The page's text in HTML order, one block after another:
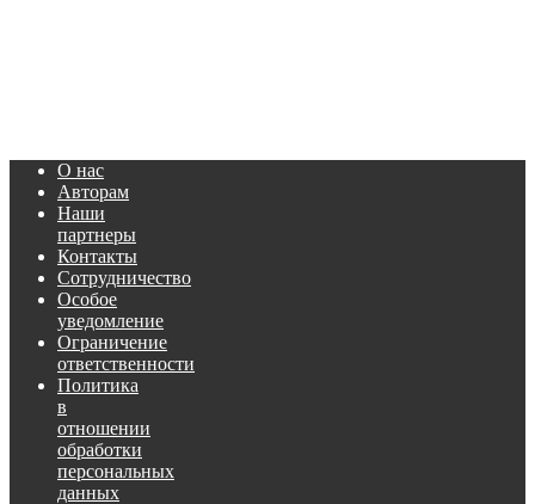
О нас
Авторам
Наши
партнеры
Контакты
Сотрудничество
Особое
уведомление
Ограничение
ответственности
Политика
в
отношении
обработки
персональных
данных